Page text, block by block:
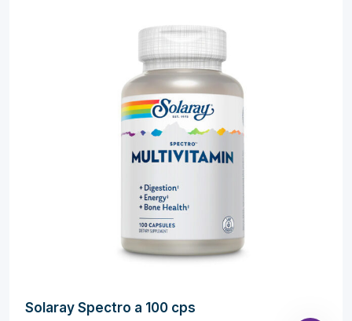
Solaray Spectro a 100 cps